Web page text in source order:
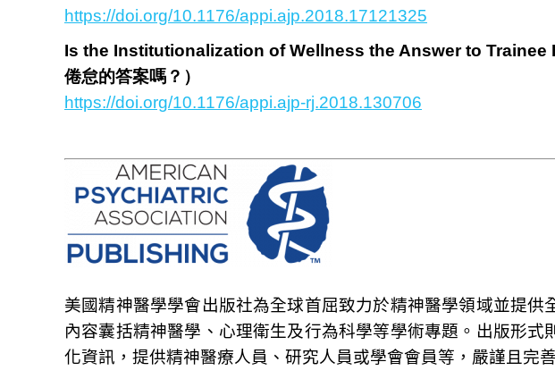
https://doi.org/10.1176/appi.ajp.2018.17121325
Is the Institutionalization of Wellness the Answer to Trainee
倦怠的答案嗎？）
https://doi.org/10.1176/appi.ajp-rj.2018.130706
美國精神醫學學會出版社為全球首屈致力於精神醫學領域並提供
內容囊括精神醫學、心理衛生及行為科學等學術專題。出版形式
化資訊，提供精神醫療人員、研究人員或學會會員等，嚴謹且完